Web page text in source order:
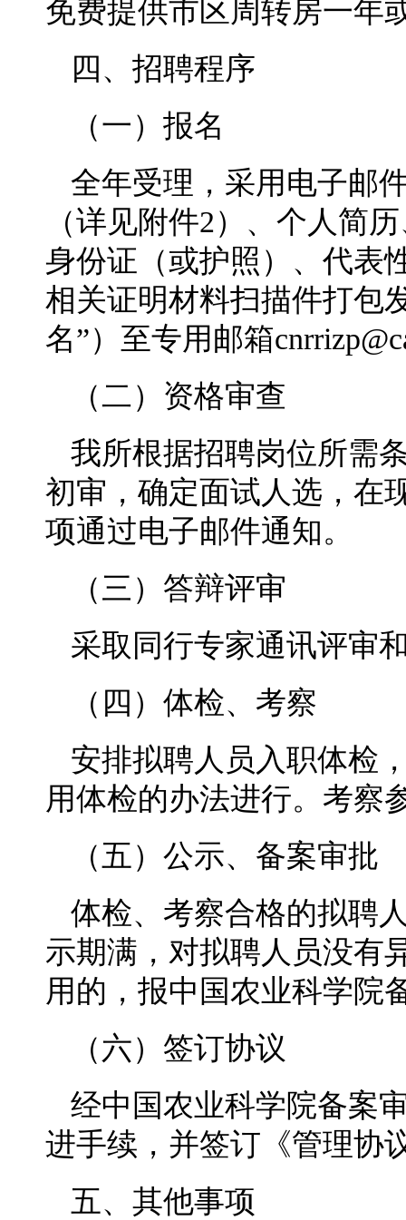
免费提供市区周转房一年
四、招聘程序
（一）报名
全年受理，采用电子邮
（详见附件2）、个人简
身份证（或护照）、代表
相关证明材料扫描件打包
名”）至专用邮箱
（二）资格审查
我所根据招聘岗位所需
初审，确定面试人选，在
项通过电子邮件通知。
（三）答辩评审
采取同行专家通讯评审
（四）体检、考察
安排拟聘人员入职体检
用体检的办法进行。考察
（五）公示、备案审批
体检、考察合格的拟聘
示期满，对拟聘人员没有
用的，报中国农业科学院
（六）签订协议
经中国农业科学院备案
进手续，并签订《管理协
五、其他事项